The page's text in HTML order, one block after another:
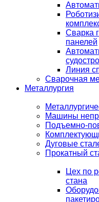
Сварка
панелей
Линия
Сварочная
Металлургия
Машины
Подъемно-
Дуговые
Прокатный
Цех по
стана